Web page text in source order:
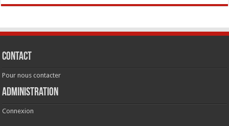
Contact
Pour nous contacter
Administration
Connexion